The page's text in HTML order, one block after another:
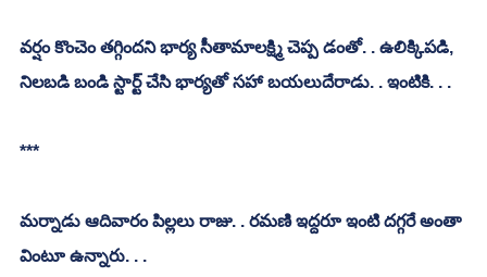
వర్షం కొంచెం తగ్గిందని భార్య సీతామాలక్ష్మి చెప్ప డంతో. . ఉలిక్కిపడి,
నిలబడి బండి స్టార్ట్ చేసి భార్యతో సహా బయలుదేరాడు. . ఇంటికి. . .
***
మర్నాడు ఆదివారం పిల్లలు రాజు. . రమణి ఇద్దరూ ఇంటి దగ్గరే అంతా
వింటూ ఉన్నారు. . .